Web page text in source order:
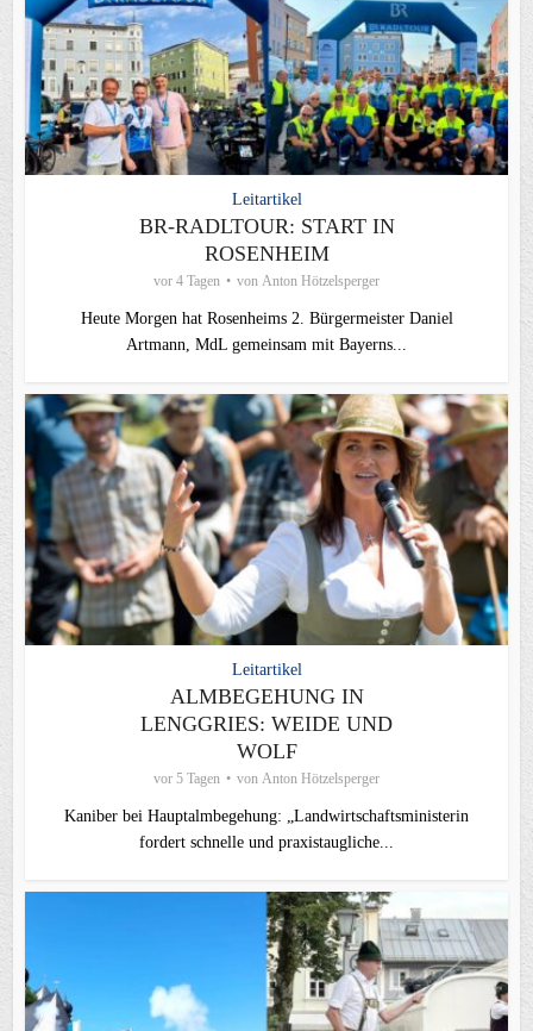
Leitartikel
BR-RADLTOUR: START IN
ROSENHEIM
vor 4 Tagen von Anton Hötzelsperger
Heute Morgen hat Rosenheims 2. Bürgermeister Daniel
Artmann, MdL gemeinsam mit Bayerns...
Leitartikel
ALMBEGEHUNG IN
LENGGRIES: WEIDE UND
WOLF
vor 5 Tagen von Anton Hötzelsperger
Kaniber bei Hauptalmbegehung: „Landwirtschaftsministerin
fordert schnelle und praxistaugliche...